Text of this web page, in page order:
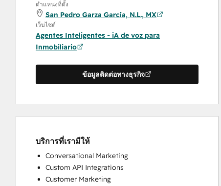
ตำแหน่งที่ตั้ง
San Pedro Garza García, N.L., MX
เว็บไซต์
Agentes Inteligentes - iA de voz para
Inmobiliario
ข้อมูลติดต่อทางธุรกิจ
บริการที่เรามีให้
Conversational Marketing
Custom API Integrations
Customer Marketing